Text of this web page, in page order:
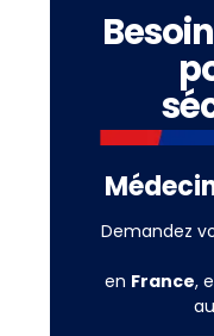
Demandez
en France,
au